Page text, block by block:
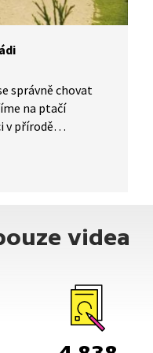
správně chovat
na ptačí
v přírodě
povídat
videa